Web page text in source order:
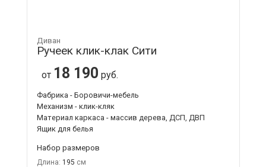
Диван
Ручеек клик-клак Сити
от 18 190 руб.
Фабрика - Боровичи-мебель
Механизм - клик-кляк
Материал каркаса - массив дерева, ДСП, ДВП
Ящик для белья
Набор размеров
Длина: 195